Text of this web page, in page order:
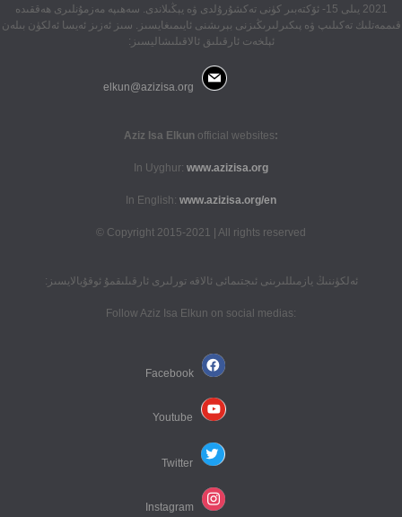
2021 يىلى 15- ئۆكتەبىر كۈنى تەكشۇرۇلدى ۋە يېڭىلاندى. سەھىپە مەزمۇنلىرى ھەققىدە
قىممەتلىك تەكىلىپ ۋە پىكىرلىرىڭىزنى بېرىشنى ئايىمىغايسىز. سىز ئەزىز ئەيسا ئەلكۈن بىلەن
ئېلخەت ئارقىلىق ئالاقىلىشاليسىز:
:Aziz Isa Elkun
official websites
In Uyghur: www.azizisa.org
In English: www.azizisa.org/en
Copyright 2015-2021 | All rights reserved ©
ئەلكۈننىڭ يازمىللىرىنى ئىجتىمائى ئالاقە تورلىرى ئارقىلىقمۇ ئوقۇيالايسىز:
:Follow Aziz Isa Elkun on social medias